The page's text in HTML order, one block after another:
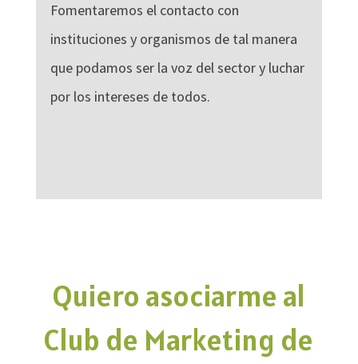
Fomentaremos el contacto con
instituciones y organismos de tal manera
que podamos ser la voz del sector y luchar
por los intereses de todos.
Quiero asociarme al
Club de Marketing de